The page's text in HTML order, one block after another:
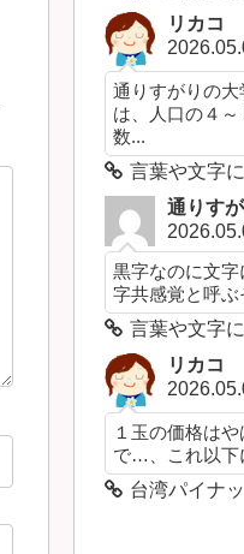
リカコ
通りすがりの
は、人口の４
数...
言葉や文字
通りす
黒字なのに文
字共感覚と呼
言葉や文字
リカコ
１玉の価格は
で…、これ以下
台湾パイナ